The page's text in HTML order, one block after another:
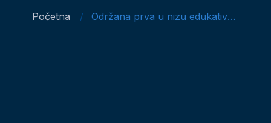
Početna Održana prva u nizu edukativna radionica u Igalu